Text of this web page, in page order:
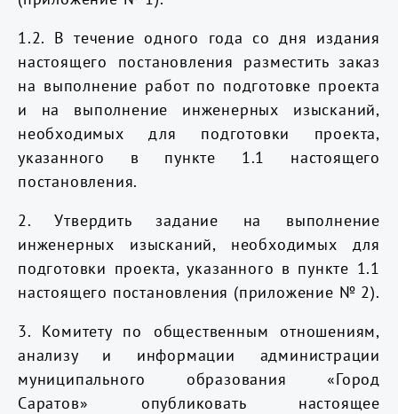
1.2. В течение одного года со дня издания
настоящего постановления разместить заказ
на выполнение работ по подготовке проекта
и на выполнение инженерных изысканий,
необходимых для подготовки проекта,
указанного в пункте 1.1 настоящего
постановления.
2.Утвердить задание на выполнение
инженерных изысканий, необходимых для
подготовки проекта, указанного в пункте 1.1
настоящего постановления (приложение № 2).
3. Комитету по общественным отношениям,
анализу и информации администрации
муниципального образования «Город
Саратов» опубликовать настоящее